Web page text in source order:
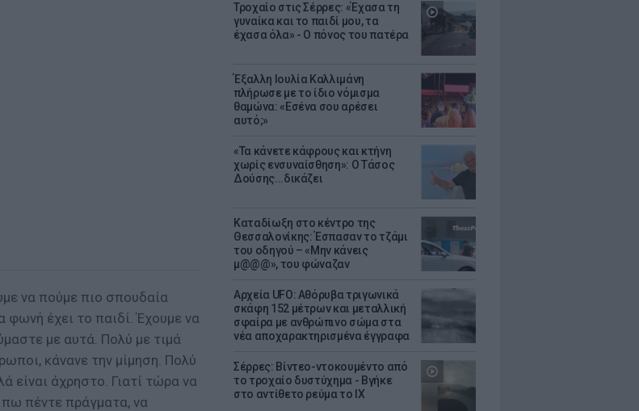
Τροχαίο στις Σέρρες: «Έχασα τη
γυναίκα και το παιδί μου, τα
έχασα όλα» - Ο πόνος του πατέρα
Έξαλλη Ιουλία Καλλιμάνη
πλήρωσε με το ίδιο νόμισμα
θαμώνα: «Εσένα σου αρέσει
αυτό;»
«Τα κάνετε κάφρους και κτήνη
χωρίς ενσυναίσθηση»: Ο Τάσος
Δούσης...δικάζει
Καταδίωξη στο κέντρο της
Θεσσαλονίκης: Έσπασαν το τζάμι
του οδηγού – «Μην κάνεις
μ@@@», του φώναζαν
Αρχεία UFO: Αθόρυβα τριγωνικά
σκάφη 152 μέτρων και μεταλλική
σφαίρα με ανθρώπινο σώμα στα
νέα αποχαρακτηρισμένα έγγραφα
Σέρρες: Βίντεο-ντοκουμέντο από
το τροχαίο δυστύχημα - Βγήκε
στο αντίθετο ρεύμα το ΙΧ
να πούμε πιο σπουδαία
έχει το παιδί. Έχουμε να
με αυτά. Πολύ με τιμά
κάνανε την μίμηση. Πολύ
είναι άχρηστο. Γιατί τώρα να
πέντε πράγματα, να